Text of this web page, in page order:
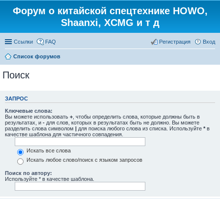
Форум о китайской спецтехнике HOWO,
Shaanxi, XCMG и т д
Ссылки FAQ Вход
Регистрация
Список форумов
Поиск
ЗАПРОС
Ключевые слова:
Вы можете использовать + , чтобы определить слова, которые должны быть в
результатах, и - для слов, которых в результатах быть не должно. Вы можете
разделить слова символом | для поиска любого слова из списка. Используйте * в
качестве шаблона для частичного совпадения.
Искать все слова
Искать любое слово/поиск с языком запросов
Поиск по автору:
Используйте * в качестве шаблона.